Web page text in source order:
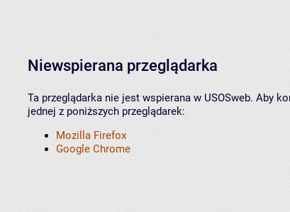
Niewspierana przeglądarka
Ta przeglądarka nie jest wspierana w USOSweb. Aby
jednej z poniższych przeglądarek:
Mozilla Firefox
Google Chrome